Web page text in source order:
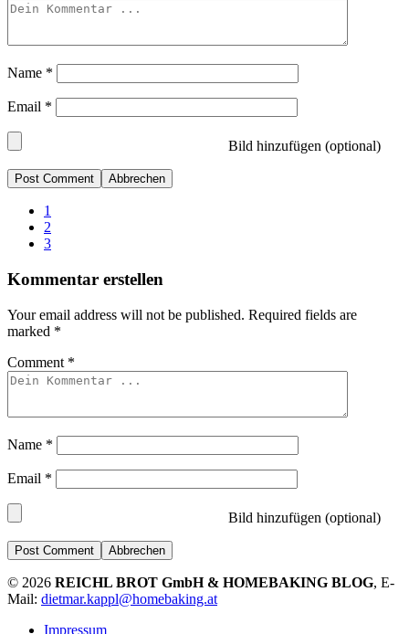
Name *
Email *
Bild hinzufügen (optional)
Abbrechen
1
2
3
Kommentar erstellen
Your email address will not be published. Required fields are
marked *
Comment *
Name *
Email *
Bild hinzufügen (optional)
Abbrechen
© 2026 REICHL BROT GmbH & HOMEBAKING BLOG, E-
Mail: dietmar.kappl@homebaking.at
Impressum